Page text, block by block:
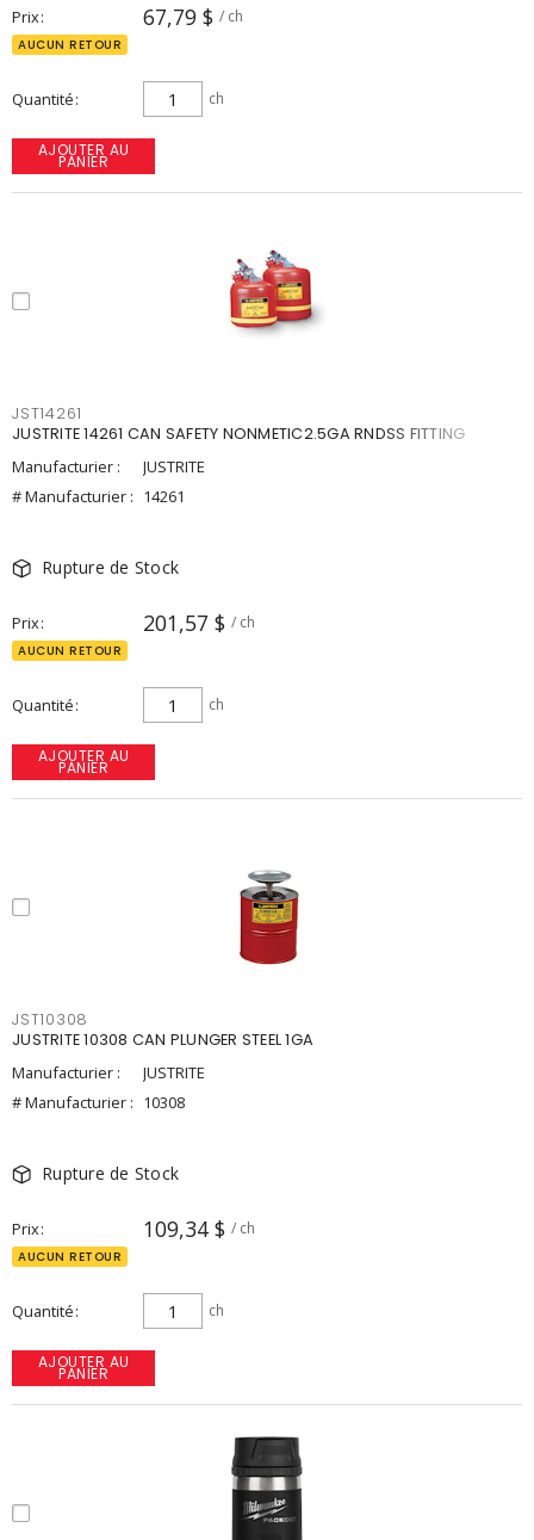
Prix 67,79 $ / ch
AUCUN RETOUR
Quantité ch
AJOUTER AU
PANIER
JST14261
JUSTRITE 14261 CAN SAFETY NONMETIC2.5GA RNDSS FITTING
Manufacturier :
JUSTRITE
# Manufacturier : 14261
Rupture de Stock
Prix 201,57 $ / ch
AUCUN RETOUR
Quantité ch
AJOUTER AU
PANIER
JST10308
JUSTRITE 10308 CAN PLUNGER STEEL 1GA
Manufacturier :
JUSTRITE
# Manufacturier : 10308
Rupture de Stock
Prix 109,34 $ / ch
AUCUN RETOUR
Quantité ch
AJOUTER AU
PANIER